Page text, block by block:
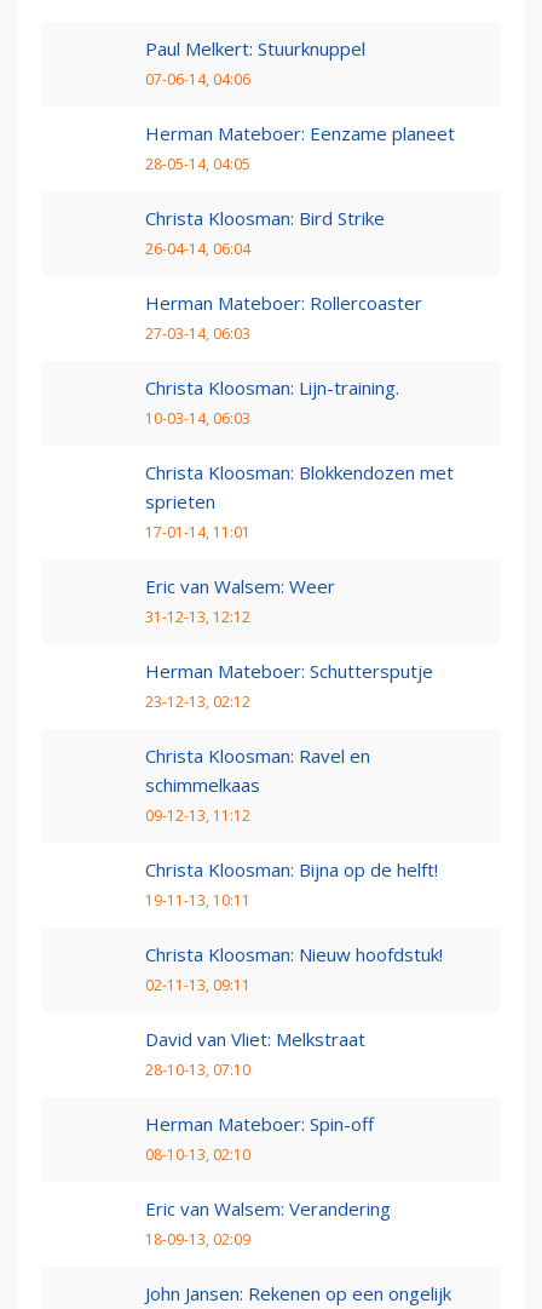
Paul Melkert: Stuurknuppel
07-06-14, 04:06
Herman Mateboer: Eenzame planeet
28-05-14, 04:05
Christa Kloosman: Bird Strike
26-04-14, 06:04
Herman Mateboer: Rollercoaster
27-03-14, 06:03
Christa Kloosman: Lijn-training.
10-03-14, 06:03
Christa Kloosman: Blokkendozen met
sprieten
17-01-14, 11:01
Eric van Walsem: Weer
31-12-13, 12:12
Herman Mateboer: Schuttersputje
23-12-13, 02:12
Christa Kloosman: Ravel en
schimmelkaas
09-12-13, 11:12
Christa Kloosman: Bijna op de helft!
19-11-13, 10:11
Christa Kloosman: Nieuw hoofdstuk!
02-11-13, 09:11
David van Vliet: Melkstraat
28-10-13, 07:10
Herman Mateboer: Spin-off
08-10-13, 02:10
Eric van Walsem: Verandering
18-09-13, 02:09
John Jansen: Rekenen op een ongelijk